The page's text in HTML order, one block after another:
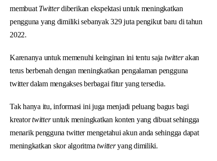
membuat Twitterdiberikan ekspektasi untuk meningkatkan
pengguna yang dimiliki sebanyak 329 juta pengikut baru di tahun
2022.
Karenanya untuk memenuhi keinginan ini tentu saja twitterakan
terus berbenah dengan meningkatkan pengalaman pengguna
twitter dalam mengakses berbagai fitur yang tersedia.
Tak hanya itu, informasi ini juga menjadi peluang bagus bagi
kreatortwitteruntuk meningkatkan konten yang dibuat sehingga
menarik pengguna twitter mengetahui akun anda sehingga dapat
meningkatkan skor algoritma twitteryang dimiliki.